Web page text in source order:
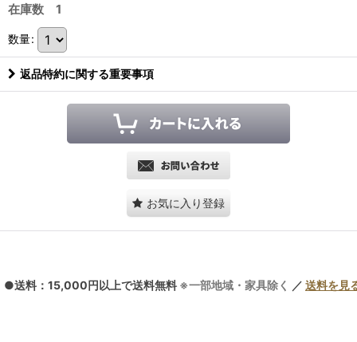
在庫数 1
数量:
返品特約に関する重要事項
お気に入り登録
●送料：15,000円以上で送料無料 ※一部地域・家具除く ／ 送料を見